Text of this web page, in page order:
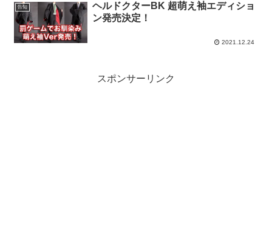
告知
ヘルドクターBK 超萌え袖エディショ
ン発売決定！
2021.12.24
スポンサーリンク